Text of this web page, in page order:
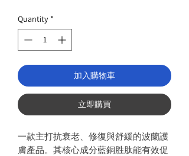
Quantity *
加入購物車
立即購買
一款主打抗衰老、修復與舒緩的波蘭護
膚產品。其核心成分藍銅胜肽能有效促